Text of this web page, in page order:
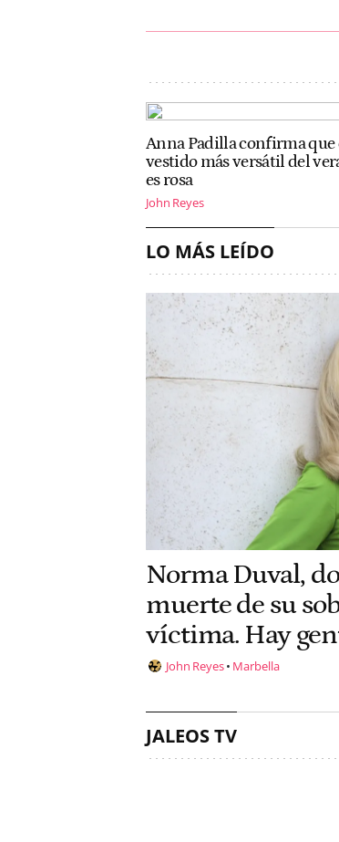
Anna Padilla confirma que
vestido más versátil del
es rosa
John Reyes
LO MÁS LEÍDO
Norma Duval,
muerte de su
víctima. Hay
John Reyes Marbella
JALEOS TV